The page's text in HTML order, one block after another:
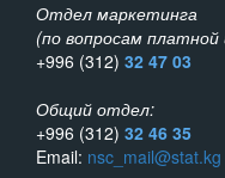
Отдел маркетинга
(по вопросам
+996 (312) 32 47 03
Общий отдел:
+996 (312) 32 46 35
Email: nsc_mail@stat.kg